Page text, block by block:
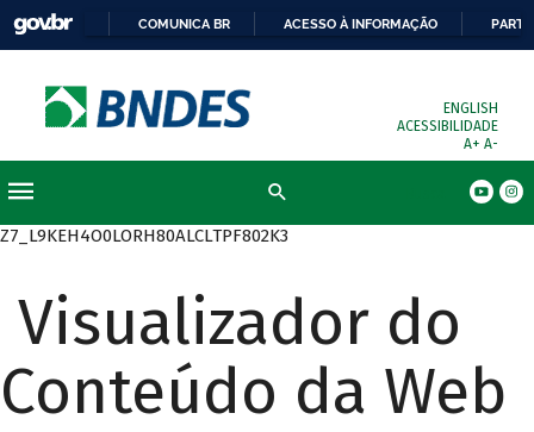
COMUNICA BR ACESSO À INFORMAÇÃO
ENGLISH
ACESSIBILIDADE
A+ A-
Z7_L9KEH4O0LORH80ALCLTPF802K3
Visualizador do
Conteúdo da Web